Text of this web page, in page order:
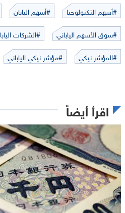
#أسهم التكنولوجيا #أسهم اليابان
#سوق الأسهم الياباني
#الشركات
#المؤشر نيكي
#مؤشر نيكي الياباني
اقرأ أيضاً